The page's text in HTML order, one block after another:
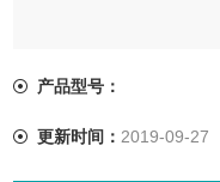
产品型号：
更新时间： 2019-09-27